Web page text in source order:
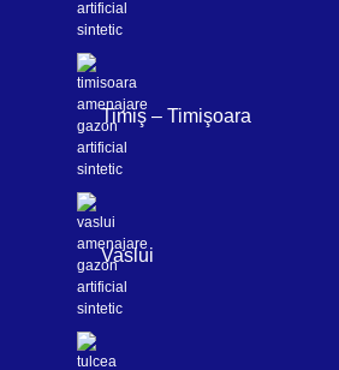
Timiş – Timişoara
Vaslui